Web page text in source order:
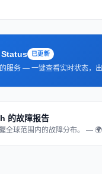
已更新
服务 — 一键查看实时状态，
的故障报告
全球范围内的故障分布。 —